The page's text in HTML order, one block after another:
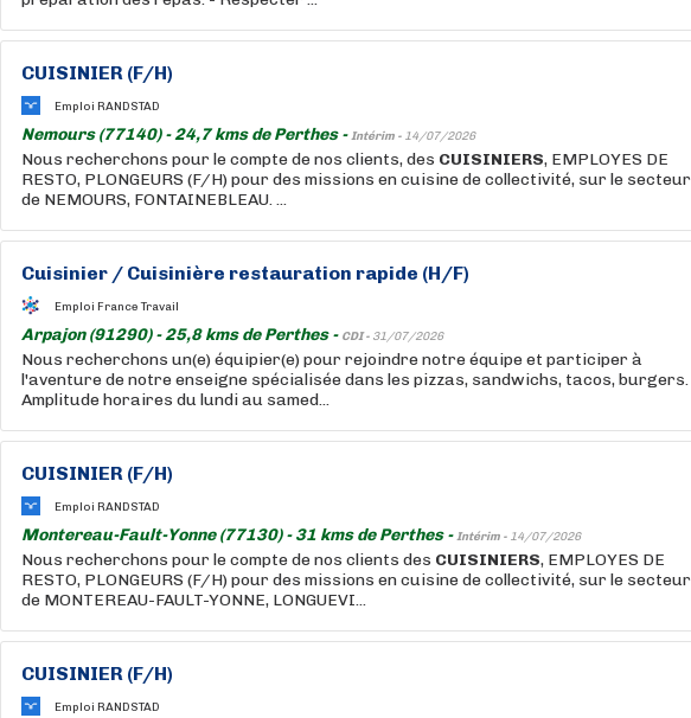
CUISINIER (F/H)
Emploi RANDSTAD
Nemours (77140) - 24,7 kms de Perthes -Intérim - 14/07/2026
Nous recherchons pour le compte de nos clients, des CUISINIERS, EMPLOYES DE
RESTO, PLONGEURS (F/H) pour des missions en cuisine de collectivité, sur le secteur
de NEMOURS, FONTAINEBLEAU. ...
Cuisinier / Cuisinière restauration rapide (H/F)
Emploi France Travail
Arpajon (91290) - 25,8 kms de Perthes - CDI - 31/07/2026
Nous recherchons un(e) équipier(e) pour rejoindre notre équipe et participer à
l'aventure de notre enseigne spécialisée dans les pizzas, sandwichs, tacos, burgers.
Amplitude horaires du lundi au samed...
CUISINIER (F/H)
Emploi RANDSTAD
Montereau-Fault-Yonne (77130) - 31 kms de Perthes -Intérim - 14/07/2026
Nous recherchons pour le compte de nos clients des CUISINIERS, EMPLOYES DE
RESTO, PLONGEURS (F/H) pour des missions en cuisine de collectivité, sur le secteur
de MONTEREAU-FAULT-YONNE, LONGUEVI...
CUISINIER (F/H)
Emploi RANDSTAD